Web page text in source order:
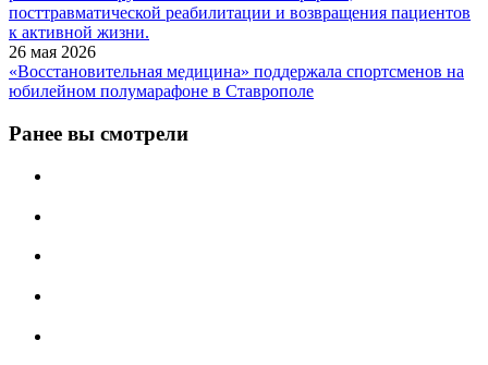
посттравматической реабилитации и возвращения пациентов
к активной жизни.
26 мая 2026
«Восстановительная медицина» поддержала спортсменов на
юбилейном полумарафоне в Ставрополе
Ранее вы смотрели